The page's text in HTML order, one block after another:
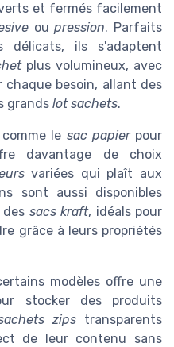
et fermés facilement
oupression. Parfaits
délicats, ils s'adaptent
plus volumineux, avec
chaque besoin, allant des
grands lot sachets.
le sac papierpour
davantage de choix
variées qui plaît aux
sont aussi disponibles
des sacs kraft, idéals pour
grâce à leurs propriétés
modèles offre une
stocker des produits
zips transparents
de leur contenu sans